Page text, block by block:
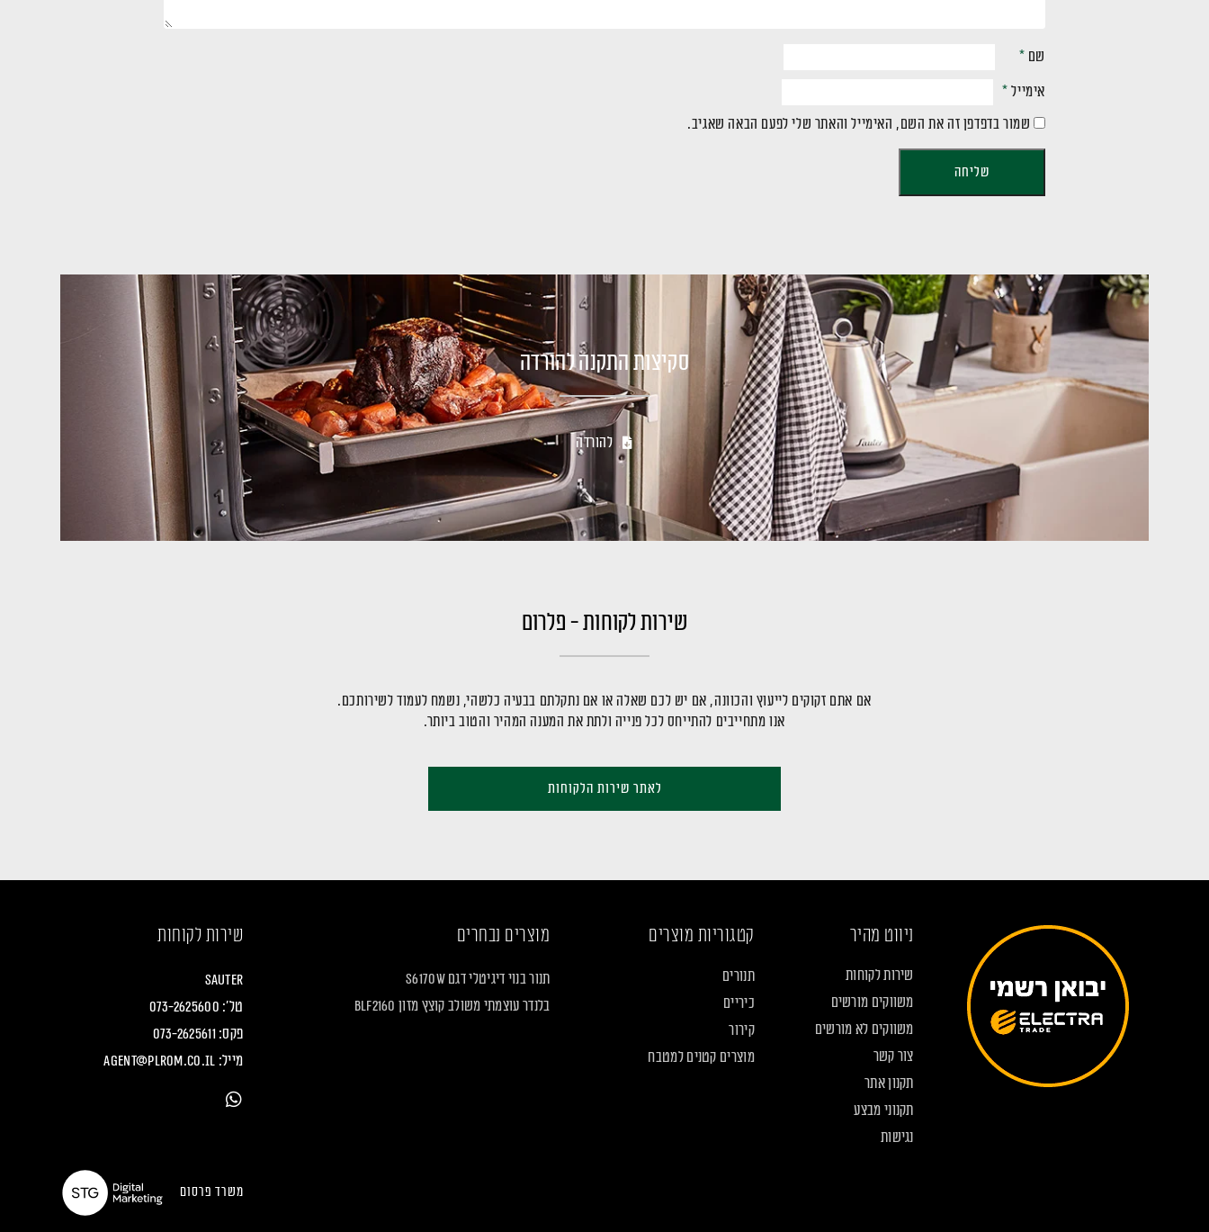
שם *
אימייל *
שמור בדפדפן זה את השם, האימייל והאתר שלי לפעם הבאה שאגיב.
סקיצות התקנה להורדה
להורדה
שירות לקוחות - פלרום
אם אתם זקוקים לייעוץ והכוונה, אם יש לכם שאלה או אם נתקלתם בבעיה כלשהי, נשמח לעמוד לשירותכם.
אנו מתחייבים להתייחס לכל פנייה ולתת את המענה המהיר והטוב ביותר.
לאתר שירות הלקוחות
ניווט מהיר
שירות לקוחות
משווקים מורשים
משווקים לא מורשים
צור קשר
תקנון אתר
תקנוני מבצע
נגישות
קטגוריות מוצרים
תנורים
כיריים
קירור
מוצרים קטנים למטבח
מוצרים נבחרים
תנור בנוי דיגיטלי דגם S6170W
בלנדר עוצמתי משולב קוצץ מזון BLF2160
שירות לקוחות
Sauter
טל': 073-2625600
פקס: 073-2625611
מייל: agent@plrom.co.il
משרד פרסום